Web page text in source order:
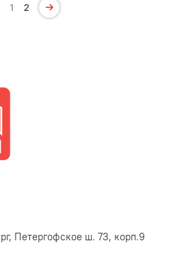
1 2
Петергофское ш. 73, корп.9